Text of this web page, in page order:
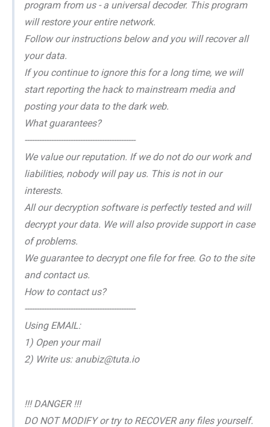
program from us - a universal decoder. This program
will restore your entire network.
Follow our instructions below and you will recover all
your data.
If you continue to ignore this for a long time, we will
start reporting the hack to mainstream media and
posting your data to the dark web.
What guarantees?
----------------------------------------------
We value our reputation. If we do not do our work and
liabilities, nobody will pay us. This is not in our
interests.
All our decryption software is perfectly tested and will
decrypt your data. We will also provide support in case
of problems.
We guarantee to decrypt one file for free. Go to the site
and contact us.
How to contact us?
----------------------------------------------
Using EMAIL:
1) Open your mail
2) Write us: anubiz@tuta.io
!!! DANGER !!!
DO NOT MODIFY or try to RECOVER any files yourself.